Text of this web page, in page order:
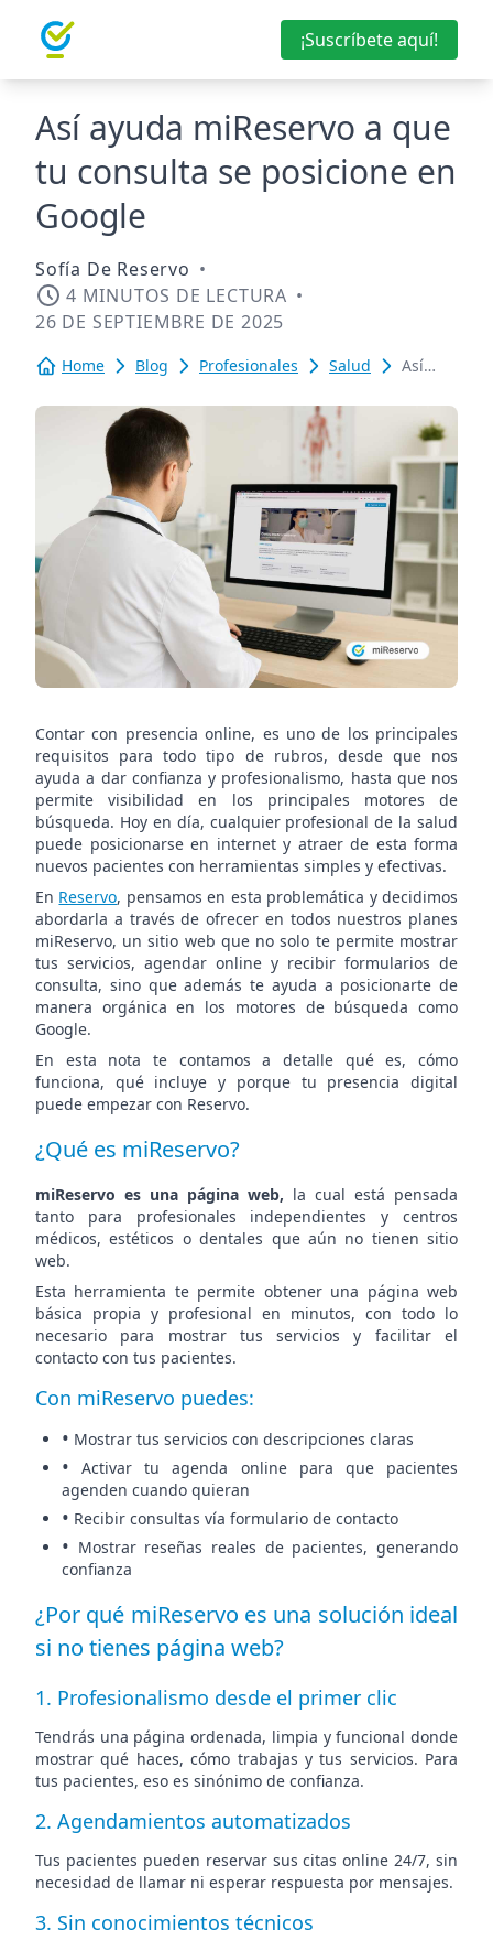
¡Suscríbete aquí!
Así ayuda miReservo a que
tu consulta se posicione en
Google
Sofía De Reservo •
4 MINUTOS DE LECTURA •
26 DE SEPTIEMBRE DE 2025
Home Blog Profesionales Salud
Así
miReservo
a que
tu
consulta
se
posicione
en
Google
Contar con presencia online, es uno de los principales
requisitos para todo tipo de rubros, desde que nos
ayuda a dar confianza y profesionalismo, hasta que nos
permite visibilidad en los principales motores de
búsqueda. Hoy en día, cualquier profesional de la salud
puede posicionarse en internet y atraer de esta forma
nuevos pacientes con herramientas simples y efectivas.
En Reservo, pensamos en esta problemática y decidimos
abordarla a través de ofrecer en todos nuestros planes
miReservo, un sitio web que no solo te permite mostrar
tus servicios, agendar online y recibir formularios de
consulta, sino que además te ayuda a posicionarte de
manera orgánica en los motores de búsqueda como
Google.
En esta nota te contamos a detalle qué es, cómo
funciona, qué incluye y porque tu presencia digital
puede empezar con Reservo.
¿Qué es miReservo?
miReservo es una página web, la cual está pensada
tanto para profesionales independientes y centros
médicos, estéticos o dentales que aún no tienen sitio
web.
Esta herramienta te permite obtener una página web
básica propia y profesional en minutos, con todo lo
necesario para mostrar tus servicios y facilitar el
contacto con tus pacientes.
Con miReservo puedes:
• Mostrar tus servicios con descripciones claras
• Activar tu agenda online para que pacientes
agenden cuando quieran
• Recibir consultas vía formulario de contacto
• Mostrar reseñas reales de pacientes, generando
confianza
¿Por qué miReservo es una solución ideal
si no tienes página web?
1. Profesionalismo desde el primer clic
Tendrás una página ordenada, limpia y funcional donde
mostrar qué haces, cómo trabajas y tus servicios. Para
tus pacientes, eso es sinónimo de confianza.
2. Agendamientos automatizados
Tus pacientes pueden reservar sus citas online 24/7, sin
necesidad de llamar ni esperar respuesta por mensajes.
3. Sin conocimientos técnicos